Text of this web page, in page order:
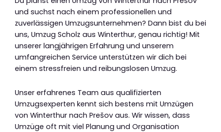
und suchst nach einem professionellen und
zuverlässigen Umzugsunternehmen? Dann bist du bei
uns, Umzug Scholz aus Winterthur, genau richtig! Mit
unserer langjährigen Erfahrung und unserem
umfangreichen Service unterstützen wir dich bei
einem stressfreien und reibungslosen Umzug.
Unser erfahrenes Team aus qualifizierten
Umzugsexperten kennt sich bestens mit Umzügen
von Winterthur nach Prešov aus. Wir wissen, dass
Umzüge oft mit viel Planung und Organisation